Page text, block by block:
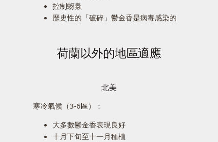
控制蚜蟲
歷史性的「破碎」鬱金香是病毒感染的
荷蘭以外的地區適應
北美
寒冷氣候（3-6區）：
大多數鬱金香表現良好
十月下旬至十一月種植